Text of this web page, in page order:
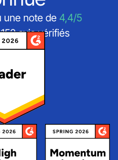
une note de 4,4/5
avis vérifiés